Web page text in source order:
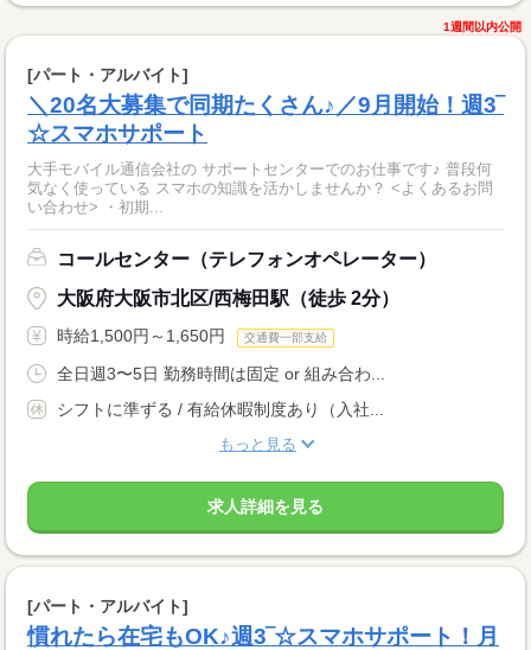
1週間以内公開
[パート・アルバイト]
＼20名大募集で同期たくさん♪／9月開始！週3‾
☆スマホサポート
大手モバイル通信会社の サポートセンターでのお仕事です♪ 普段何
気なく使っている スマホの知識を活かしませんか？ <よくあるお問
い合わせ> ・初期...
コールセンター（テレフォンオペレーター）
大阪府大阪市北区/西梅田駅（徒歩 2分）
時給1,500円～1,650円 交通費一部支給
全日週3〜5日 勤務時間は固定 or 組み合わ...
シフトに準ずる / 有給休暇制度あり（入社...
もっと見る
求人詳細を見る
[パート・アルバイト]
慣れたら在宅もOK♪週3‾☆スマホサポート！月